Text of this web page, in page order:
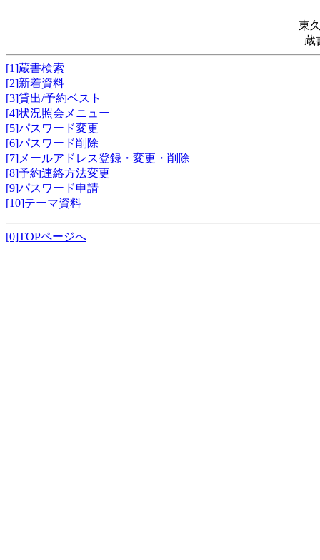
東
蔵
[1]蔵書検索
[2]新着資料
[3]貸出/予約ベスト
[4]状況照会メニュー
[5]パスワード変更
[6]パスワード削除
[7]メールアドレス登録・変更・削除
[8]予約連絡方法変更
[9]パスワード申請
[10]テーマ資料
[0]TOPページへ